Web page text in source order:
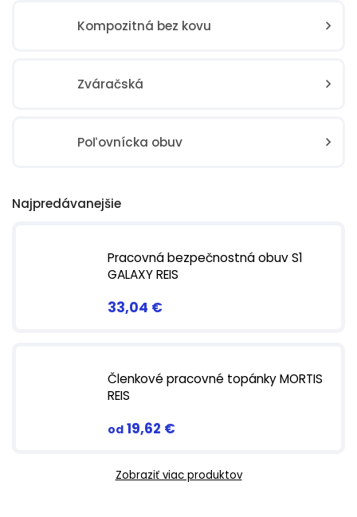
Kompozitná bez kovu
Zváračská
Poľovnícka obuv
Najpredávanejšie
Pracovná bezpečnostná obuv S1
GALAXY REIS
33,04 €
Členkové pracovné topánky MORTIS
REIS
od 19,62 €
Zobraziť viac produktov